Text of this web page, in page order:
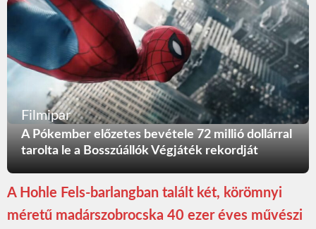
Filmipar
A Pókember előzetes bevétele 72 millió dollárral
tarolta le a Bosszúállók Végjáték rekordját
A Hohle Fels-barlangban talált két, körömnyi
méretű madárszobrocska 40 ezer éves művészi